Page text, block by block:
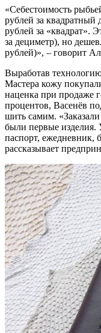
«Себестоимость
рублей за
рублей за «квадрат».
за дециметр), но
рублей)», – говорит
Выработав
Мастера кожу
наценка при продаже
процентов, Васенёв
шить самим.
были первые
паспорт, ежедневник,
рассказывает